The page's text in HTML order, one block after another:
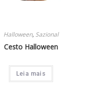
Halloween, Sazional
Cesto Halloween
Leia mais